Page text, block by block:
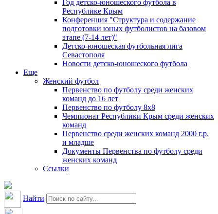
Год детско-юношеского футбола в
Республике Крым
Конференция "Структура и содержание
подготовки юных футболистов на базовом
этапе (7-14 лет)"
Детско-юношеская футбольная лига
Севастополя
Новости детско-юношеского футбола
Еще
Женский футбол
Первенство по футболу среди женских
команд до 16 лет
Первенство по футболу 8х8
Чемпионат Республики Крым среди женских
команд
Первенство среди женских команд 2000 г.р.
и младше
Документы Первенства по футболу среди
женских команд
Ссылки
Найти